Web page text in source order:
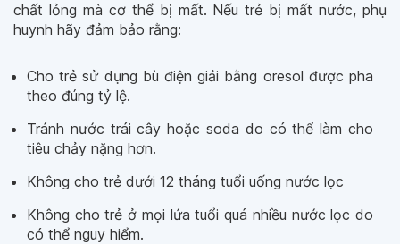
chất lỏng mà cơ thể bị mất. Nếu trẻ bị mất nước, phụ
huynh hãy đảm bảo rằng:
Cho trẻ sử dụng bù điện giải bằng oresol được pha
theo đúng tỷ lệ.
Tránh nước trái cây hoặc soda do có thể làm cho
tiêu chảy nặng hơn.
Không cho trẻ dưới 12 tháng tuổi uống nước lọc
Không cho trẻ ở mọi lứa tuổi quá nhiều nước lọc do
có thể nguy hiểm.